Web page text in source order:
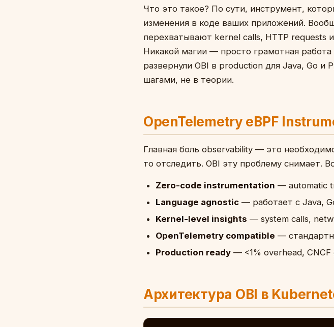
Что это такое? По сути, инструмент,
изменения в коде ваших приложений.
перехватывают kernel calls, HTTP requests
Никакой магии — просто грамотная
развернули OBI в production для Java, Go
шагами, не в теории.
OpenTelemetry eBPF
Главная боль observability — это
то отследить. OBI эту проблему снимает.
Zero-code instrumentation — automatic
Language agnostic — работает с Java,
Kernel-level insights — system calls,
OpenTelemetry compatible —
Production ready — <1% overhead,
Архитектура OBI в